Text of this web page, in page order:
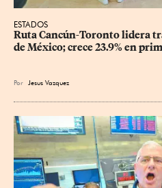
ESTADOS
Ruta Cancún-Toronto lidera
de México; crece 23.9% en
Por Jesus Vazquez